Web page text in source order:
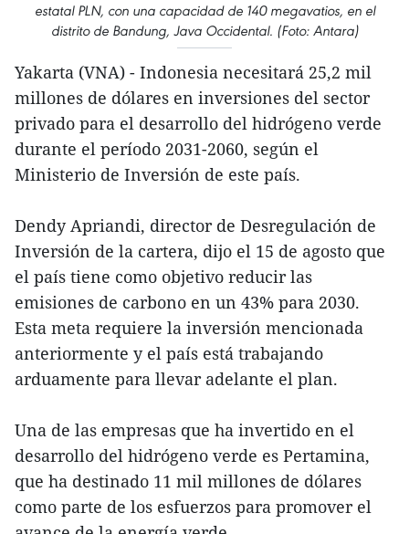
estatal PLN, con una capacidad de 140 megavatios, en el
distrito de Bandung, Java Occidental. (Foto: Antara)
Yakarta (VNA) - Indonesia necesitará 25,2 mil
millones de dólares en inversiones del sector
privado para el desarrollo del hidrógeno verde
durante el período 2031-2060, según el
Ministerio de Inversión de este país.
Dendy Apriandi, director de Desregulación de
Inversión de la cartera, dijo el 15 de agosto que
el país tiene como objetivo reducir las
emisiones de carbono en un 43% para 2030.
Esta meta requiere la inversión mencionada
anteriormente y el país está trabajando
arduamente para llevar adelante el plan.
Una de las empresas que ha invertido en el
desarrollo del hidrógeno verde es Pertamina,
que ha destinado 11 mil millones de dólares
como parte de los esfuerzos para promover el